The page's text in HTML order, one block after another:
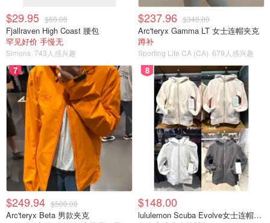
蒙特利尔最好的中餐馆是你可以找到该市最好的食物的地
方。 许多传统的农历新年食品都带有层层象征意义和好
运。 吉祥食品包括饺子、面条、鱼和汤圆——仅举几例
——在蒙特利尔美味的中餐馆都能找到。
强记
在这个位于 de la Gauchetière 的地址，走上一段陡峭的室
内楼梯，你会发现自己步入了令人惊讶的唐人街鲜为人知的
餐厅之一——也许是因为它正是你可能想要为自己保留的那
种地方。 桌子可能很难固定，建议你提前预订，但是一旦
你体验过他们的大蒜酱油芝麻酱蛏子，或者他们的海蜇蒸
鸡，你就会明白他们火的意义所在。
$29.95 $60.00
Fjallraven High Coast 腰包
罕见好价 手慢无
Simons 743人感兴趣
$237.96 $340.00
Arc'teryx Gamma LT 女士连帽夹克
蹲补
Sporting Life CA (CA) 679人感兴趣
7
$249.94 $500.00
Arc'teryx Beta 男款夹克
8
$148.00
lululemon Scuba Evolve女士连帽卫衣 全拉链